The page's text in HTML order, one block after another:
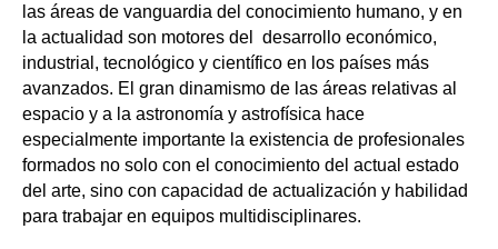
las áreas de vanguardia del conocimiento humano, y en
la actualidad son motores del desarrollo económico,
industrial, tecnológico y científico en los países más
avanzados. El gran dinamismo de las áreas relativas al
espacio y a la astronomía y astrofísica hace
especialmente importante la existencia de profesionales
formados no solo con el conocimiento del actual estado
del arte, sino con capacidad de actualización y habilidad
para trabajar en equipos multidisciplinares.